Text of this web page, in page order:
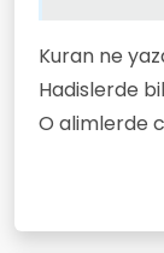
Kuran ne
Hadislerde
O alimlerde